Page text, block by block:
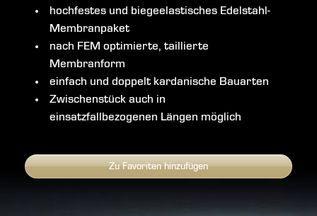
hochfestes und biegeelastisches Edelstahl-
Membranpaket
nach FEM optimierte, taillierte
Membranform
einfach und doppelt kardanische Bauarten
Zwischenstück auch in
einsatzfallbezogenen Längen möglich
Zu Favoriten hinzufügen